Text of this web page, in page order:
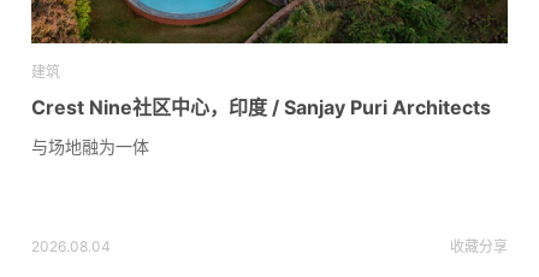
建筑
Crest Nine社区中心，印度 / Sanjay Puri Architects
与场地融为一体
2026.08.04 收藏分享